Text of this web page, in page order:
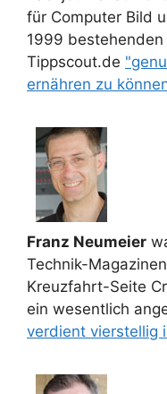
für Computer Bild
1999 bestehenden
Tippscout.de
ernähren zu
Franz Neumeier
Technik-
Kreuzfahrt-Seite
ein wesentlich
verdient vierstellig